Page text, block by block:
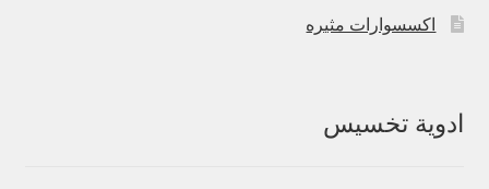
اكسسوارات مثيره
ادوية تخسيس